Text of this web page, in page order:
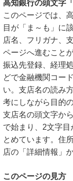
高知銀行の頭文字
このページでは、
目が「ま～も」に
店名、フリガナ、
ページへ進むこと
振込先登録、経理
どで金融機関コー
い。支店名の読み
考にしながら目的
支店名の頭文字か
で始まり、2文字
とめています。住
店の「詳細情報」
このページの見方